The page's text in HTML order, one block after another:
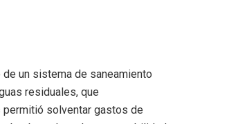
un sistema de saneamiento
residuales, que
solventar gastos de